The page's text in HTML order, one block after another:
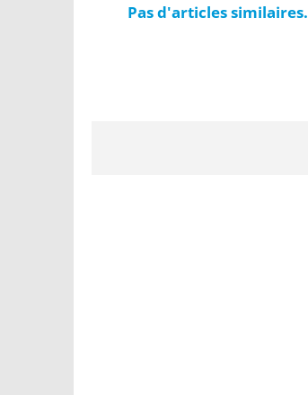
Pas d'articles similaires.